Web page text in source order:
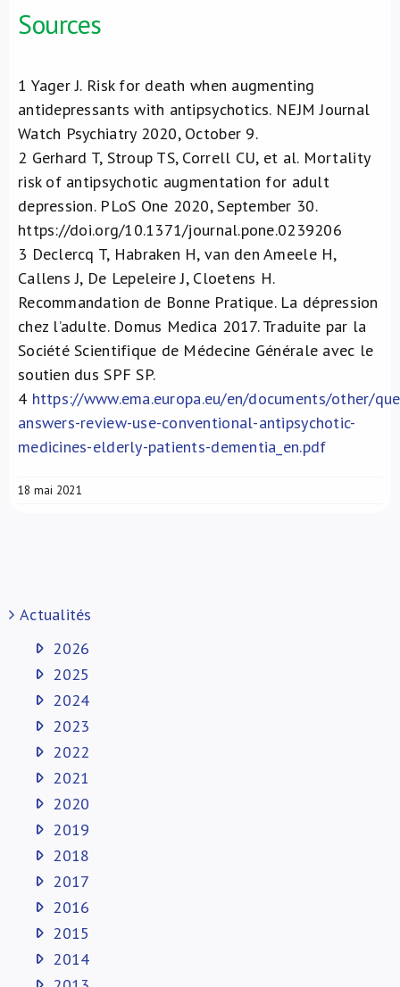
Sources
1 Yager J. Risk for death when augmenting
antidepressants with antipsychotics. NEJM Journal
Watch Psychiatry 2020, October 9.
2 Gerhard T, Stroup TS, Correll CU, et al. Mortality
risk of antipsychotic augmentation for adult
depression. PLoS One 2020, September 30.
https://doi.org/10.1371/journal.pone.0239206
3 Declercq T, Habraken H, van den Ameele H,
Callens J, De Lepeleire J, Cloetens H.
Recommandation de Bonne Pratique. La dépression
chez l’adulte. Domus Medica 2017. Traduite par la
Société Scientifique de Médecine Générale avec le
soutien dus SPF SP.
4 https://www.ema.europa.eu/en/documents/other/
answers-review-use-conventional-antipsychotic-
medicines-elderly-patients-dementia_en.pdf
18 mai 2021
Actualités
2026
2025
2024
2023
2022
2021
2020
2019
2018
2017
2016
2015
2014